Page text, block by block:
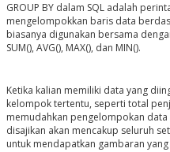
GROUP BY dalam SQL adalah
mengelompokkan baris data
biasanya digunakan bersama
SUM(), AVG(), MAX(), dan MIN().
Ketika kalian memiliki data yang
kelompok tertentu, seperti total
memudahkan pengelompokan data
disajikan akan mencakup seluruh
untuk mendapatkan gambaran